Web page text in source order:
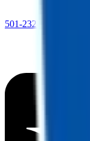
501-232-4019